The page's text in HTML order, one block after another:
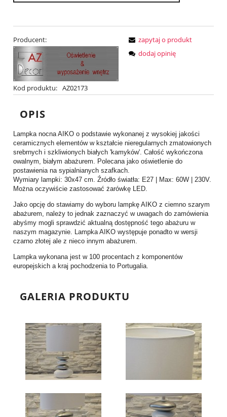
Producent:
Kod produktu: AZ02173
zapytaj o produkt
dodaj opinię
OPIS
Lampka nocna AIKO o podstawie wykonanej z wysokiej jakości
ceramicznych elementów w kształcie nieregularnych zmatowionych
srebrnych i szkliwionych białych 'kamyków'. Całość wykończona
owalnym, białym abażurem. Polecana jako oświetlenie do
postawienia na sypialnianych szafkach.
Wymiary lampki: 30x47 cm. Źródło światła: E27 | Max: 60W | 230V.
Można oczywiście zastosować żarówkę LED.
Jako opcję do stawiamy do wyboru lampkę AIKO z ciemno szarym
abażurem, należy to jednak zaznaczyć w uwagach do zamówienia
abyśmy mogli sprawdzić aktualną dostępność tego abażuru w
naszym magazynie. Lampka AIKO występuje ponadto w wersji
czarno złotej ale z nieco innym abażurem.
Lampka wykonana jest w 100 procentach z komponentów
europejskich a kraj pochodzenia to Portugalia.
GALERIA PRODUKTU